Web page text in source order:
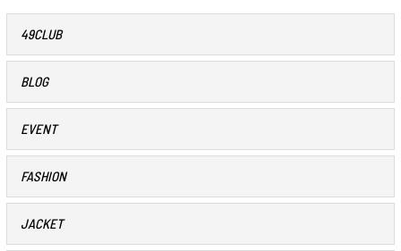
49CLUB
BLOG
EVENT
FASHION
JACKET